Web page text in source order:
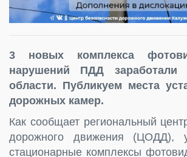
3 новых комплекса
нарушений ПДД заработали
области. Публикуем места
дорожных камер.
Как сообщает региональный
дорожного движения (ЦОДД),
стационарные комплексы